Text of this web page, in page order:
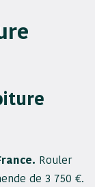
Rouler
de 3 750 €.